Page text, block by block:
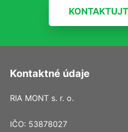
Kontaktné údaje
RIA MONT s. r. o.
IČO: 53878027